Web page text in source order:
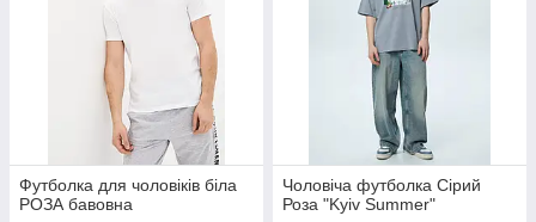
Футболка для чоловіків біла
РОЗА бавовна
Чоловіча футболка Сірий
Роза "Kyiv Summer"